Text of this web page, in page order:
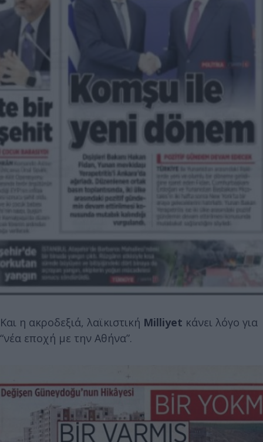
Και η ακροδεξιά, λαϊκιστική Milliyet κάνει λόγο για
“νέα εποχή με την Αθήνα”.